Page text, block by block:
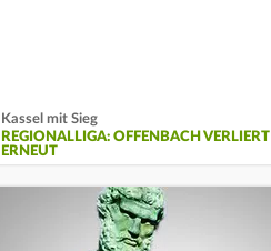
Kassel mit Sieg
REGIONALLIGA: OFFENBACH VERLIERT
ERNEUT